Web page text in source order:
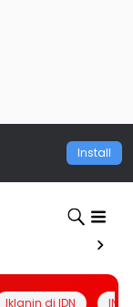
Install
Iklanin di IDN